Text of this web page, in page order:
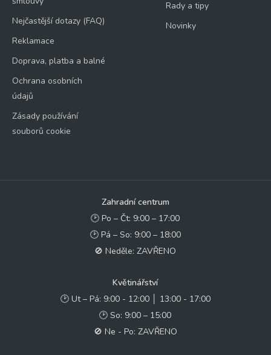
Nejčastější dotazy (FAQ)
Reklamace
Doprava, platba a balné
Ochrana osobních
údajů
Zásady používání
souborů cookie
Rady a tipy
Novinky
Zahradní centrum
🕑 Po – Čt: 9:00 – 17:00
🕑 Pá – So: 9:00 – 18:00
🚫 Neděle: ZAVŘENO
Květinářství
🕑 Ut – Pá: 9:00 - 12:00 │ 13:00 - 17:00
🕑 So: 9:00 – 15:00
🚫 Ne - Po: ZAVŘENO